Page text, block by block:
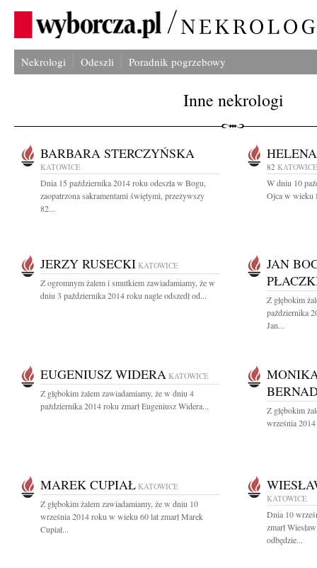
Nekrologi Odeszli Poradnik pogrzebowy
Inne nekrologi
BARBARA STERCZYŃSKA
KATOWICE
Dnia 15 października 2014 roku odeszła w Bogu,
zaopatrzona sakramentami świętymi, przeżywszy
82...
82 KATOWICE
W dniu 10
Ojca w wieku
JERZY RUSECKI KATOWICE
Z ogromnym żalem i smutkiem zawiadamiamy, że w
dniu 3 października 2014 roku nagle odszedł od...
JAN
Z głębokim
października
Jan...
EUGENIUSZ WIDERA KATOWICE
Z głębokim żalem zawiadamiamy, że w dniu 4
października 2014 roku zmarł Eugeniusz Widera...
Z głębokim
września
MAREK CUPIAŁ KATOWICE
Z głębokim żalem zawiadamiamy, że w dniu 10
września 2014 roku w wieku 60 lat zmarł Marek
Cupiał...
KATOWICE
Dnia 10
zmarł
odbędzie...